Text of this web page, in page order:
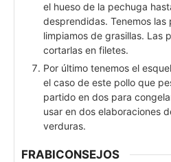
el hueso de la pechuga
desprendidas. Tenemos las
limpiamos de grasillas. Las
cortarlas en filetes.
Por último tenemos el
el caso de este pollo que
partido en dos para
usar en dos elaboraciones
verduras.
FRABICONSEJOS